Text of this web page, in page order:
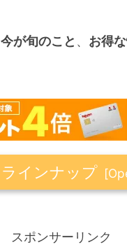
今が旬のこと 、 お得
ラインナップ
スポンサーリンク